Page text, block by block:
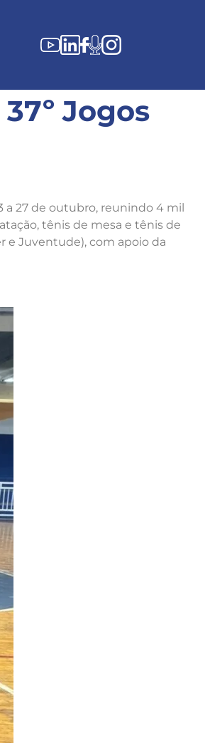
Jogos
a 27 de outubro, reunindo 4 mil
tênis de mesa e tênis de
e Juventude), com apoio da